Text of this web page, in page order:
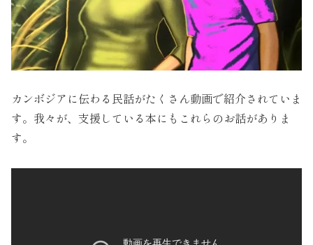
カンボジアに伝わる民話がたくさん動画で紹介されていま
す。我々が、支援している本にもこれらのお話がありま
す。